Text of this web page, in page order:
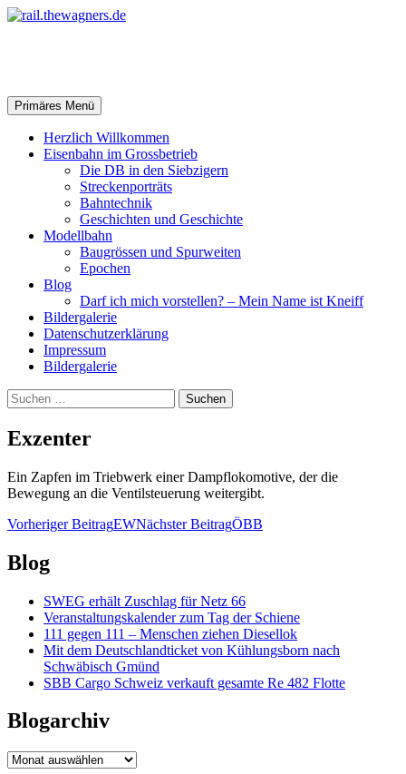
Zum
Suchen
Primäres Menü
Herzlich Willkommen
Eisenbahn im Grossbetrieb
Die DB in den Siebzigern
Streckenporträts
Bahntechnik
Geschichten und Geschichte
Modellbahn
Baugrössen und Spurweiten
Epochen
Blog
Darf ich mich vorstellen? – Mein Name ist Kneiff
Bildergalerie
Datenschutzerklärung
Impressum
Bildergalerie
Suchen
nach:
Exzenter
Ein Zapfen im Triebwerk einer Dampflokomotive, der die
Bewegung an die Ventilsteuerung weitergibt.
Beitragsnavigation
Vorheriger BeitragEWNächster BeitragÖBB
Blog
SWEG erhält Zuschlag für Netz 66
Veranstaltungskalender zum Tag der Schiene
111 gegen 111 – Menschen ziehen Diesellok
Mit dem Deutschlandticket von Kühlungsborn nach
Schwäbisch Gmünd
SBB Cargo Schweiz verkauft gesamte Re 482 Flotte
Blogarchiv
Blogarchiv